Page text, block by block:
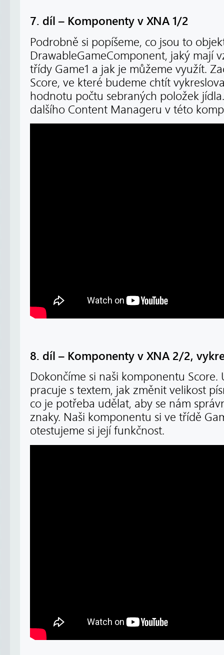
7. díl – Komponenty v XNA 1/2
Podrobně si popíšeme, co jsou to
DrawableGameComponent, jaký mají
třídy Game1 a jak je můžeme využít.
Score, ve které budeme chtít
hodnotu počtu sebraných položek
dalšího Content Manageru v této
8. díl – Komponenty v XNA 2/2,
Dokončíme si naši komponentu Score.
pracuje s textem, jak změnit velikost
co je potřeba udělat, aby se nám
znaky. Naši komponentu si ve třídě
otestujeme si její funkčnost.